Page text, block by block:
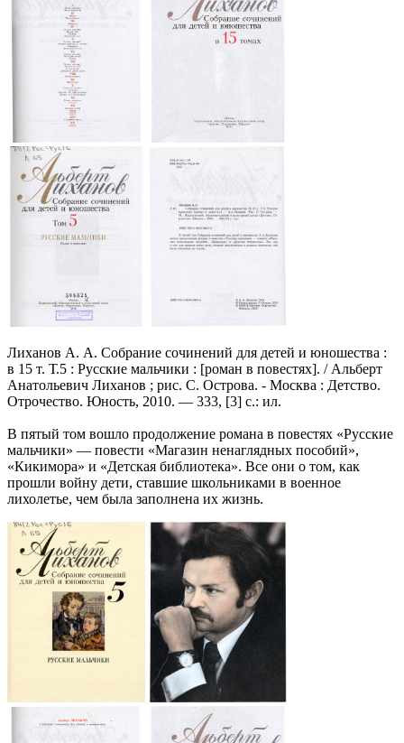
Лиханов А. А. Собрание сочинений для детей и юношества :
в 15 т. Т.5 : Русские мальчики : [роман в повестях]. / Альберт
Анатольевич Лиханов ; рис. С. Острова. - Москва : Детство.
Отрочество. Юность, 2010. — 333, [3] с.: ил.
В пятый том вошло продолжение романа в повестях «Русские
мальчики» — повести «Магазин ненаглядных пособий»,
«Кикимора» и «Детская библиотека». Все они о том, как
прошли войну дети, ставшие школьниками в военное
лихолетье, чем была заполнена их жизнь.